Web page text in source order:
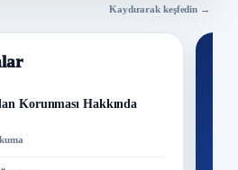
Kaydırarak keşfedin →
Korunması Hakkında